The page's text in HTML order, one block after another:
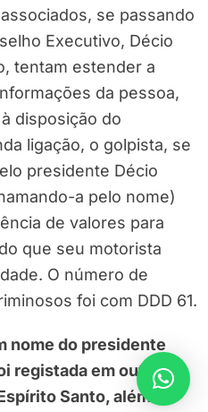
se passando
Executivo, Décio
tentam estender a
da pessoa,
disposição do
ligação, o golpista, se
presidente Décio
a pelo nome)
de valores para
que seu motorista
O número de
foi com DDD 61.
nome do presidente
registada em outros
Santo, além do